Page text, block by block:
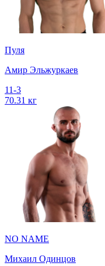
Пуля
Амир Эльжуркаев
11-3
70.31 кг
NO NAME
Михаил Одинцов